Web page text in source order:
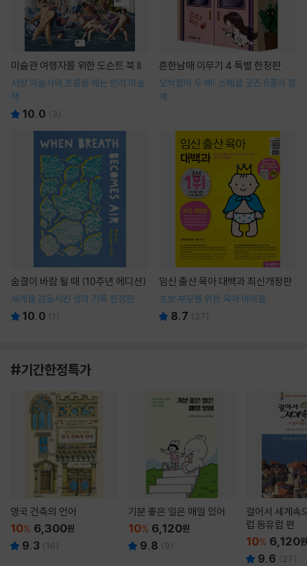
미술관 여행자를 위한 도슨트 북 II
서양 미술사의 흐름을 꿰는 반려 미술
책
10.0 ( 3)
흔한남매 이무기 4 특별 한정판
오싹함이 두 배! 스페셜 굿즈 6종과 함
께
숨결이 바람 될 때 (10주년 에디션)
세계를 감동시킨 생의 기록 한정판
10.0 (1 )
임신 출산 육아 대백과 최신개정판
초보 부모를 위한 육아 바이블
8.7 ( 27)
#기간한정특가
영국 건축의 언어
10% 6,300원
9.3 (16)
기분 좋은 일은 매일 있어
10% 6,120원
9.8 (9)
걸어서 세계속
럽 동유럽 편
10% 6,120원
9.6 ( 27)